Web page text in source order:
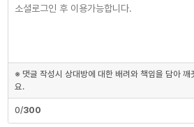
※ 댓글 작성시 상대방에 대한 배려와 책임을 담아
요.
0/300